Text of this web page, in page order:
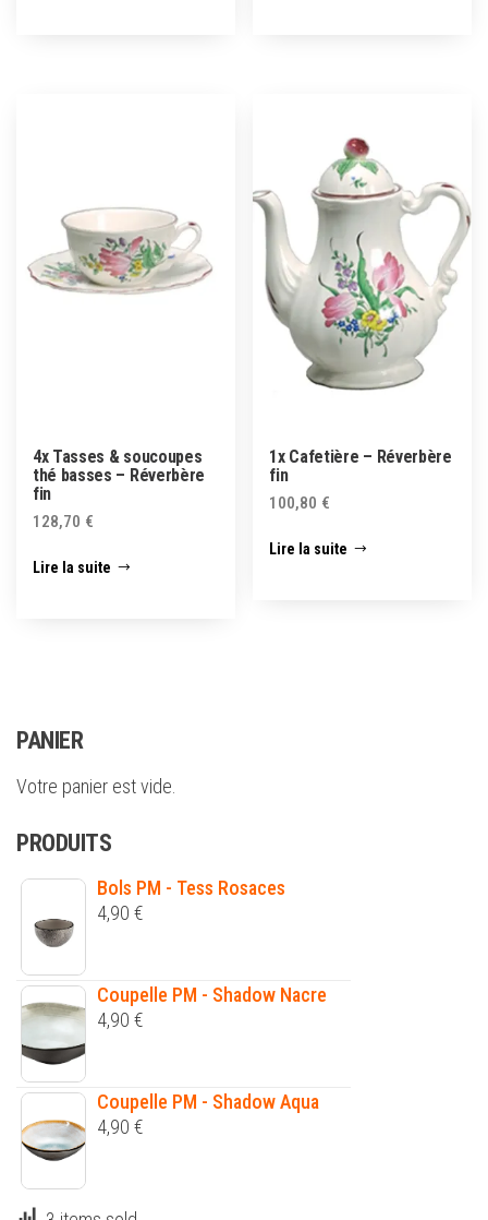
4x Tasses & soucoupes
thé basses – Réverbère
fin
128,70 €
Lire la suite
1x Cafetière – Réverbère
fin
100,80 €
Lire la suite
PANIER
Votre panier est vide.
PRODUITS
Bols PM - Tess Rosaces
4,90 €
Coupelle PM - Shadow Nacre
4,90 €
Coupelle PM - Shadow Aqua
4,90 €